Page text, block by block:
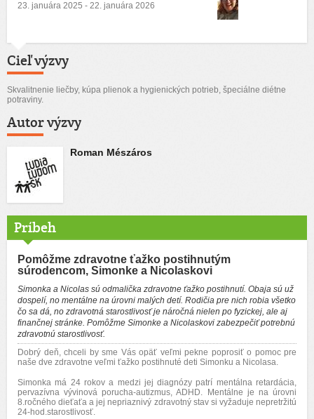
23. januára 2025 - 22. januára 2026
Cieľ výzvy
Skvalitnenie liečby, kúpa plienok a hygienických potrieb, špeciálne diétne
potraviny.
Autor výzvy
Roman Mészáros
Príbeh
Pomôžme zdravotne ťažko postihnutým
súrodencom, Simonke a Nicolaskovi
Simonka a Nicolas sú odmalička zdravotne ťažko postihnutí. Obaja sú už
dospelí, no mentálne na úrovni malých detí. Rodičia pre nich robia všetko
čo sa dá, no zdravotná starostlivosť je náročná nielen po fyzickej, ale aj
finančnej stránke. Pomôžme Simonke a Nicolaskovi zabezpečiť potrebnú
zdravotnú starostlivosť.
Dobrý deň, chceli by sme Vás opäť veľmi pekne poprosiť o pomoc pre
naše dve zdravotne veľmi ťažko postihnuté deti Simonku a Nicolasa.
Simonka má 24 rokov a medzi jej diagnózy patrí mentálna retardácia,
pervazívna vývinová porucha-autizmus, ADHD. Mentálne je na úrovni
8.ročného dieťaťa a jej nepriaznivý zdravotný stav si vyžaduje nepretržitú
24-hod.starostlivosť.